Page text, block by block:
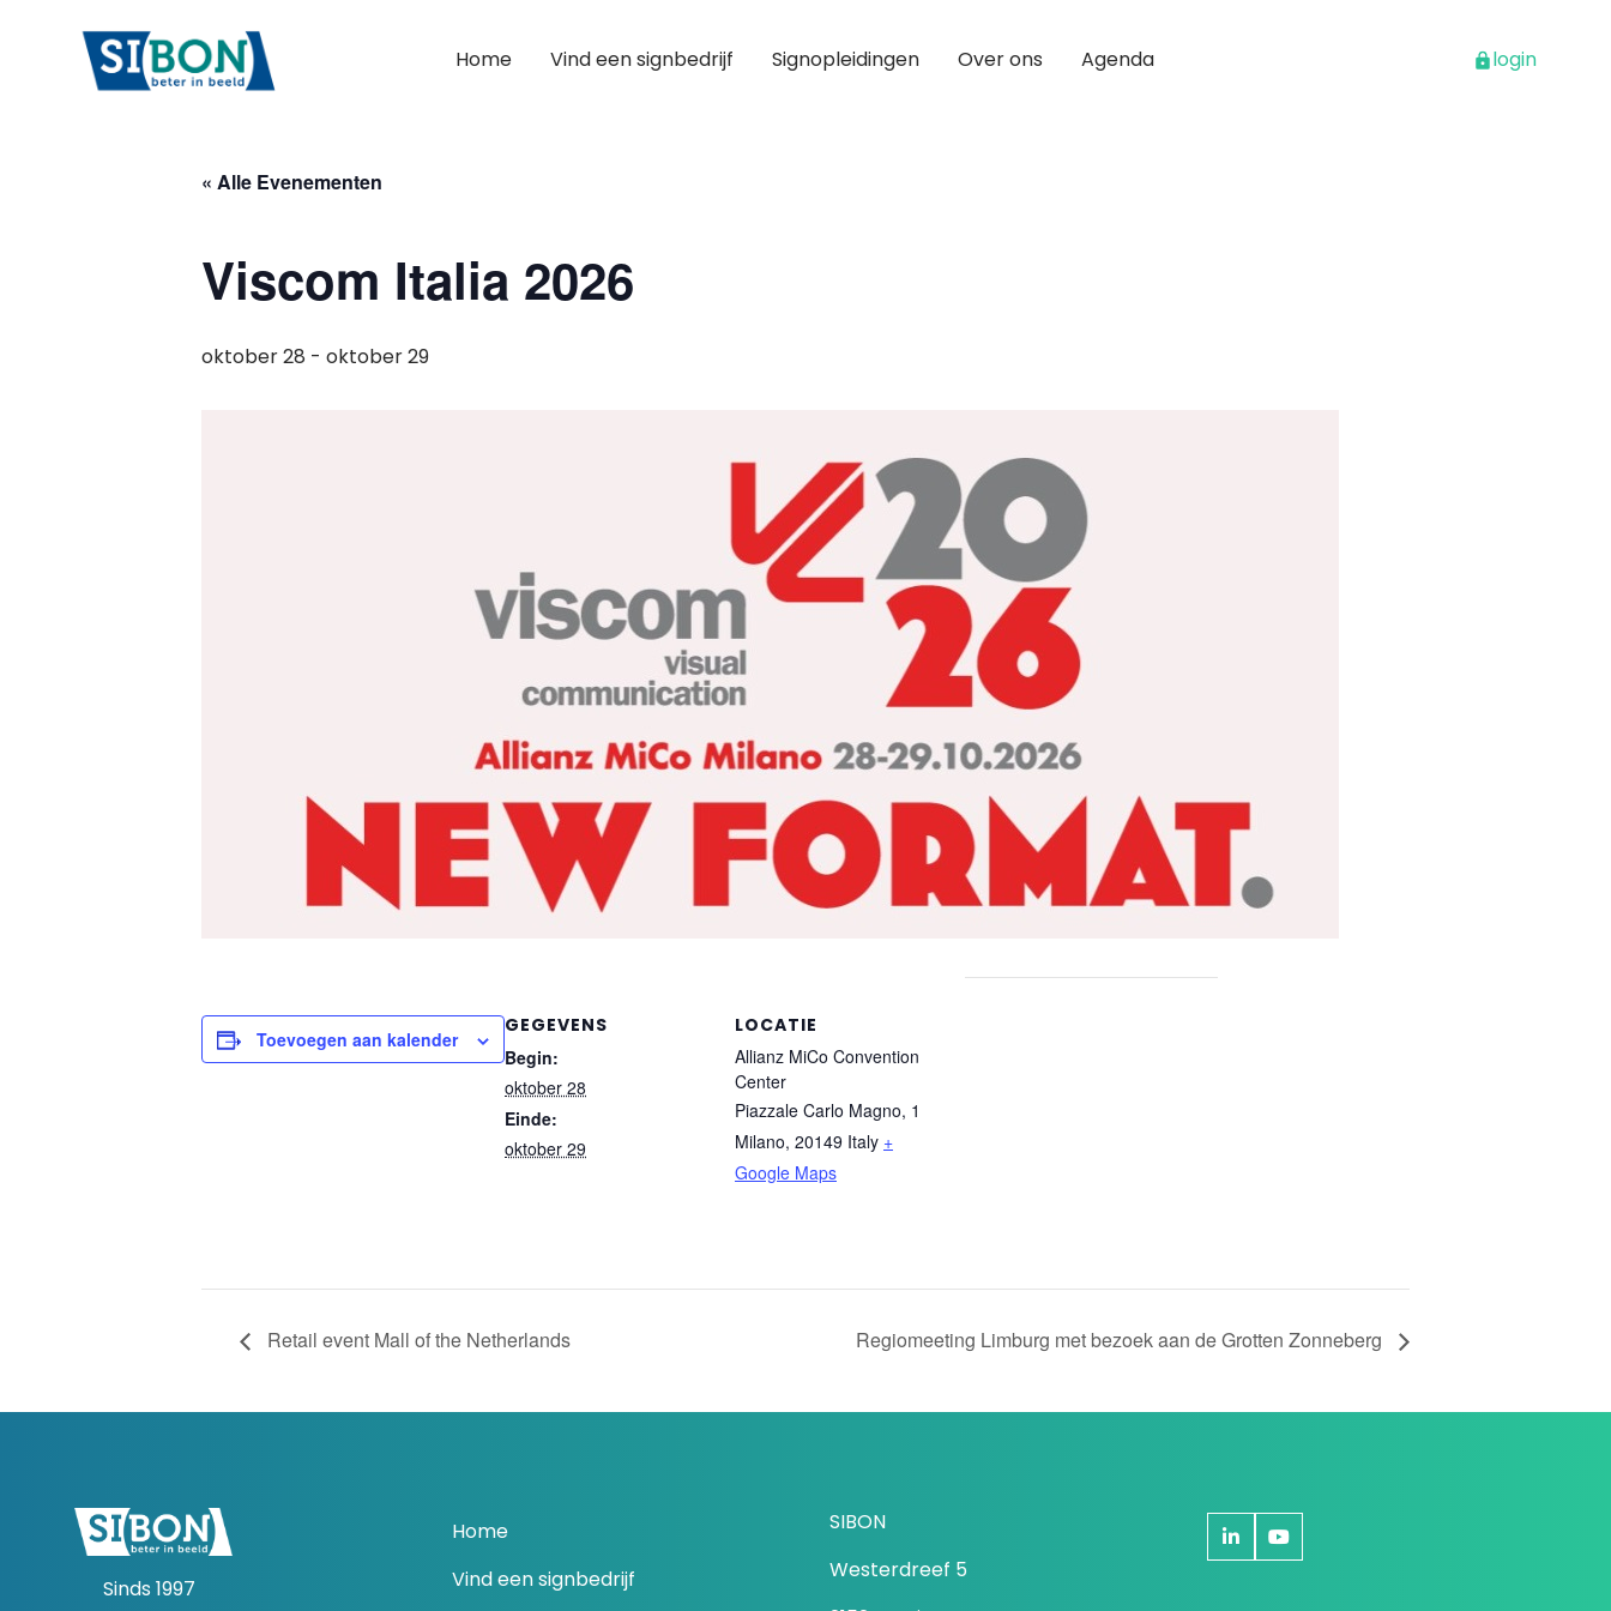
Home Vind een signbedrijf Signopleidingen Over ons Agenda login
« Alle Evenementen
Viscom Italia 2026
oktober 28 - oktober 29
Toevoegen aan kalender
GEGEVENS
Begin:
oktober 28
Einde:
oktober 29
LOCATIE
Allianz MiCo Convention
Center
Piazzale Carlo Magno, 1
Milano, 20149 Italy +
Google Maps
Retail event Mall of the Netherlands Regiomeeting Limburg met bezoek aan de Grotten Zonneberg
Sinds 1997
Home
Vind een signbedrijf
SIBON
Westerdreef 5